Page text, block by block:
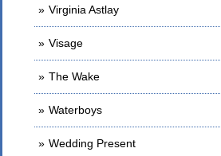
Virginia Astlay
Visage
The Wake
Waterboys
Wedding Present